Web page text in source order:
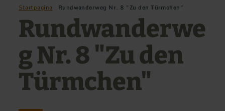
Startpagina Rundwanderweg Nr. 8 "Zu den Türmchen"
Rundwanderwe
g Nr. 8 "Zu den
Türmchen"